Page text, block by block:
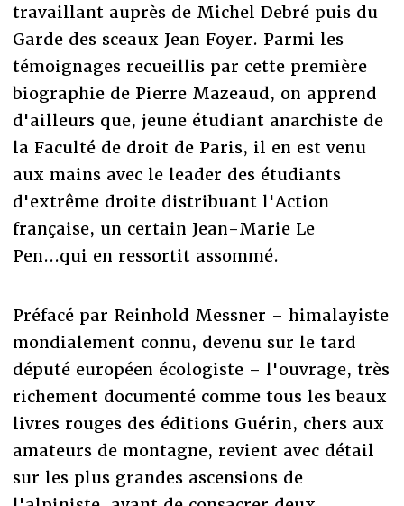
travaillant auprès de Michel Debré puis du
Garde des sceaux Jean Foyer. Parmi les
témoignages recueillis par cette première
biographie de Pierre Mazeaud, on apprend
d'ailleurs que, jeune étudiant anarchiste de
la Faculté de droit de Paris, il en est venu
aux mains avec le leader des étudiants
d'extrême droite distribuant l'Action
française, un certain Jean-Marie Le
Pen...qui en ressortit assommé.
Préfacé par Reinhold Messner – himalayiste
mondialement connu, devenu sur le tard
député européen écologiste – l'ouvrage, très
richement documenté comme tous les beaux
livres rouges des éditions Guérin, chers aux
amateurs de montagne, revient avec détail
sur les plus grandes ascensions de